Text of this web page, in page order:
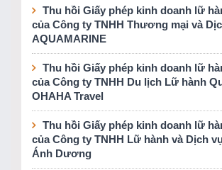
Thu hồi Giấy phép kinh doanh lữ
của Công ty TNHH Thương mại và
AQUAMARINE
Thu hồi Giấy phép kinh doanh lữ
của Công ty TNHH Du lịch Lữ hành
OHAHA Travel
Thu hồi Giấy phép kinh doanh lữ
của Công ty TNHH Lữ hành và Dịch
Ánh Dương